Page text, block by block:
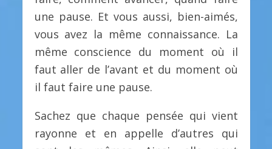
une pause. Et vous aussi, bien-aimés,
vous avez la même connaissance. La
même conscience du moment où il
faut aller de l’avant et du moment où
il faut faire une pause.
Sachez que chaque pensée qui vient
rayonne et en appelle d’autres qui